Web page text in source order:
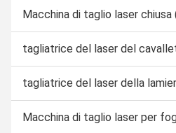
Macchina di taglio laser chiusa
tagliatrice del laser del
tagliatrice del laser della
Macchina di taglio laser per